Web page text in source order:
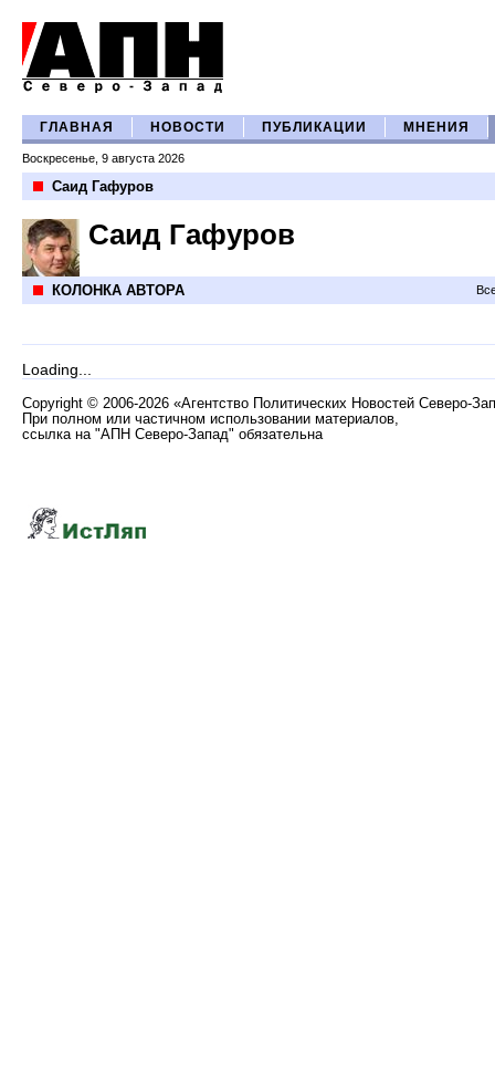
ГЛАВНАЯ НОВОСТИ ПУБЛИКАЦИИ МНЕНИЯ
Воскресенье, 9 августа 2026
Саид Гафуров
Саид Гафуров
КОЛОНКА АВТОРА
Loading...
Copyright © 2006-2026 «Агентство Политических Новостей Северо-
При полном или частичном использовании материалов,
ссылка на "АПН Северо-Запад" обязательна